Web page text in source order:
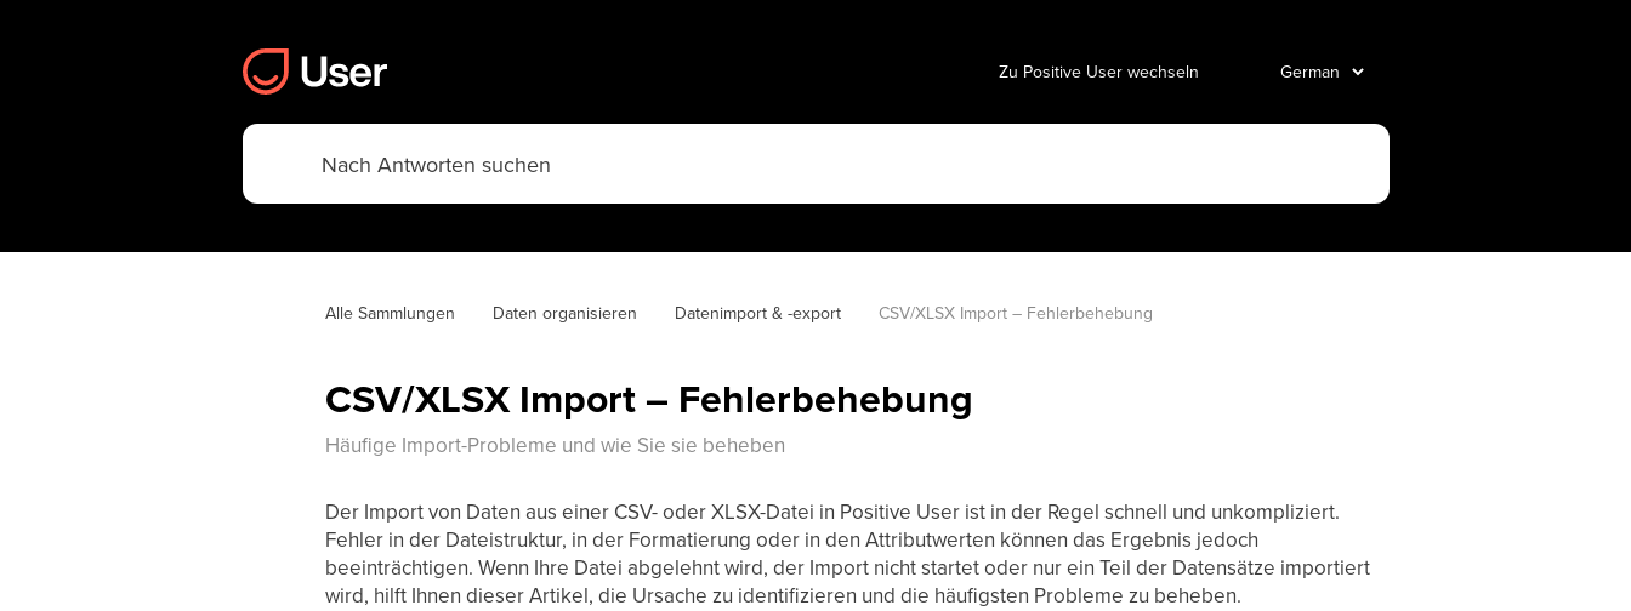
Zu Positive User wechseln
Alle Sammlungen Daten organisieren Datenimport & -export CSV/XLSX Import – Fehlerbehebung
CSV/XLSX Import – Fehlerbehebung
Häufige Import-Probleme und wie Sie sie beheben
Der Import von Daten aus einer CSV- oder XLSX-Datei in Positive User ist in der Regel schnell und unkompliziert.
Fehler in der Dateistruktur, in der Formatierung oder in den Attributwerten können das Ergebnis jedoch
beeinträchtigen. Wenn Ihre Datei abgelehnt wird, der Import nicht startet oder nur ein Teil der Datensätze importiert
wird, hilft Ihnen dieser Artikel, die Ursache zu identifizieren und die häufigsten Probleme zu beheben.